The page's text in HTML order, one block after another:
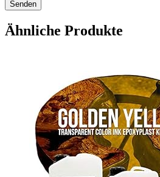
Ähnliche Produkte